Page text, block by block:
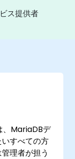
ス提供者
、MariaDBデ
すべての方
理者が担う